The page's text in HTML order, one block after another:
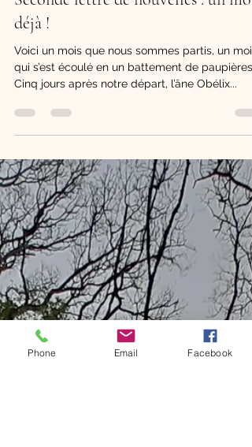
symphonietroubadou
Seconde lettre de nouvelles : un mois
déjà !
Voici un mois que nous sommes partis, un mois
qui s’est écoulé en un battement de paupières.
Cinq jours après notre départ, l’âne Obélix...
Phone Email Facebook